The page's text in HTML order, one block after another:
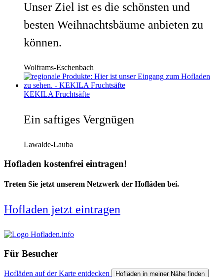
Unser Ziel ist es die schönsten und
besten Weihnachtsbäume anbieten zu
können.
Wolframs-Eschenbach
KEKILA Fruchtsäfte
Ein saftiges Vergnügen
Lawalde-Lauba
Hofladen kostenfrei eintragen!
Treten Sie jetzt unserem Netzwerk der Hofläden bei.
Hofladen jetzt eintragen
Für Besucher
Hofläden auf der Karte entdecken Hofläden in meiner Nähe finden